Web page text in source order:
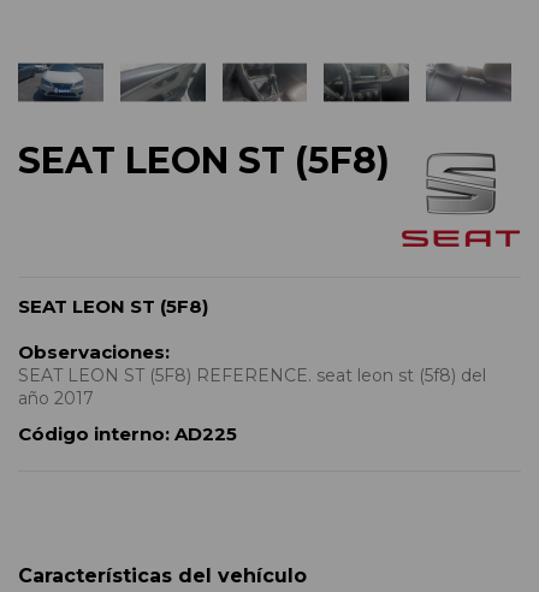
SEAT LEON ST (5F8)
SEAT LEON ST (5F8)
Observaciones:
SEAT LEON ST (5F8) REFERENCE. seat leon st (5f8) del
año 2017
Código interno: AD225
Características del vehículo